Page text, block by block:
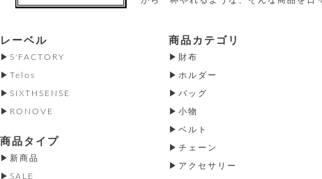
レーベル
S'FACTORY
Telos
SIXTHSENSE
RONOVE
商品タイプ
新商品
SALE
商品カテゴリ
財布
ホルダー
バッグ
小物
ベルト
チェーン
アクセサリー